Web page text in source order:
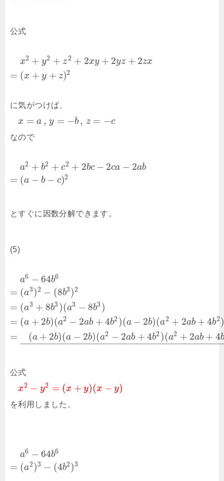
公式
x2 + y2 + z2 + 2xy + 2yz + 2zx
= (x + y + z)2
に気がつけば、
x = a , y = −b , z = −c
なので
a2 + b2 + c2 + 2bc − 2ca − 2ab
= (a − b − c)2
とすぐに因数分解できます。
(5)
a6 − 64b6
= (a3)2 − (8b3)2
= (a3 + 8b3)(a3 − 8b3)
= (a + 2b)(a2 − 2ab + 4b2 )(a − 2b)(a2 + 2ab + 4b2
=
(a + 2b)(a − 2b)(a2 − 2ab + 4b2 )(a2 + 2ab + 4b
–––––––––––––––––––––––––––––––––––––––––––––––
公式
x2 − y2 = (x + y)(x − y)
を利用しました。
a6 − 64b6
= (a2)3 − (4b2)3